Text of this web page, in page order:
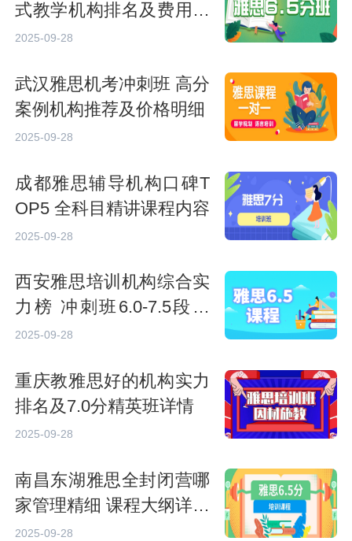
式教学机构排名及费用清
单
2025-09-28
武汉雅思机考冲刺班 高分
案例机构推荐及价格明细
2025-09-28
成都雅思辅导机构口碑T
OP5 全科目精讲课程内容
2025-09-28
西安雅思培训机构综合实
力榜 冲刺班6.0-7.5段学
习规划
2025-09-28
重庆教雅思好的机构实力
排名及7.0分精英班详情
2025-09-28
南昌东湖雅思全封闭营哪
家管理精细 课程大纲详细
介绍
2025-09-28